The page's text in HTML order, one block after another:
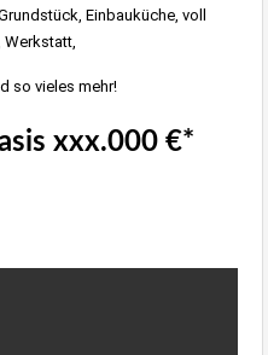
Einbauküche, voll
Werkstatt,
so vieles mehr!
xxx.000 €*